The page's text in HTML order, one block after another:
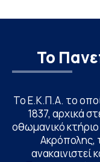
Το
Το Ε.Κ.Π.Α. το
1837, αρχικά
οθωμανικό
Ακρόπολης,
ανακαινιστεί